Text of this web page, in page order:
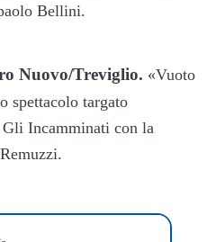
Bellini.
Nuovo/Treviglio. «Vuoto
spettacolo targato
Gli Incamminati con la